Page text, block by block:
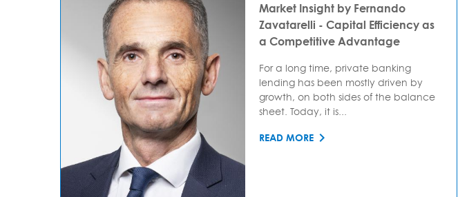
Market Insight by Fernando
Zavatarelli - Capital Efficiency as
a Competitive Advantage
For a long time, private banking
lending has been mostly driven by
growth, on both sides of the balance
sheet. Today, it is...
READ MORE